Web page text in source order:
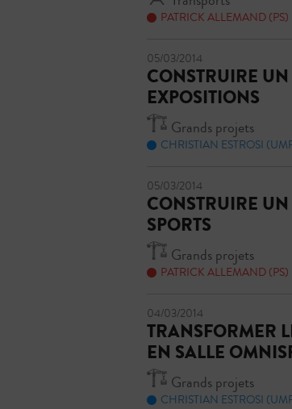
PATRICK ALLEMAND (PS)
05/03/2014
CONSTRUIRE
EXPOSITIONS
Grands projets
CHRISTIAN ESTROSI
05/03/2014
CONSTRUIRE
SPORTS
Grands projets
PATRICK ALLEMAND (PS)
04/03/2014
TRANSFORMER
EN SALLE
Grands projets
CHRISTIAN ESTROSI